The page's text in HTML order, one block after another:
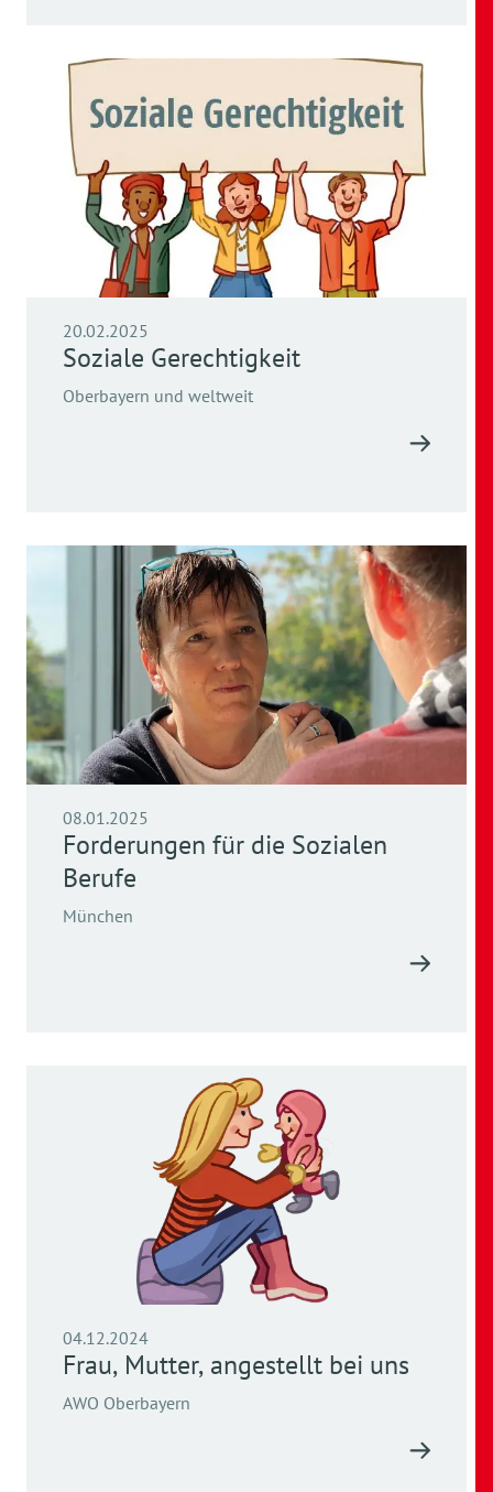
20.02.2025
Soziale Gerechtigkeit
Oberbayern und weltweit
08.01.2025
Forderungen für die Sozialen
Berufe
München
04.12.2024
Frau, Mutter, angestellt bei uns
AWO Oberbayern